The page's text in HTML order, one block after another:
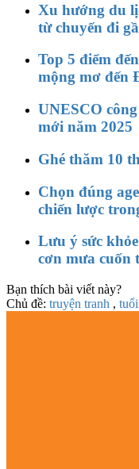
Xu hướng du
từ chuyến đi
Top 5 điểm
mộng mơ đến
UNESCO
mới năm 2025
Ghé thăm 10
Chọn đúng
chiến lược
Lưu ý sức
cơn mưa cuốn
Bạn thích bài viết này?
Chủ đề: truyện tranh ,